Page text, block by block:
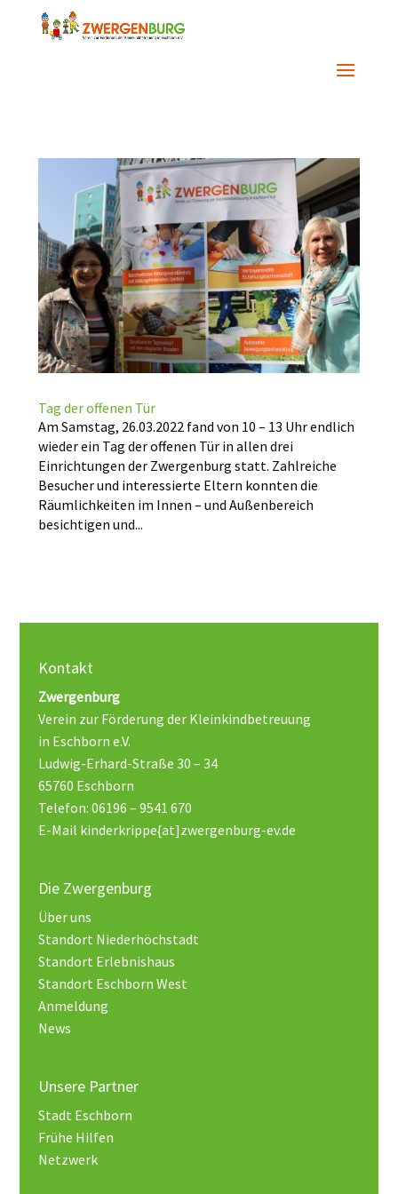
Tag der offenen Tür
Am Samstag, 26.03.2022 fand von 10 – 13 Uhr endlich
wieder ein Tag der offenen Tür in allen drei
Einrichtungen der Zwergenburg statt. Zahlreiche
Besucher und interessierte Eltern konnten die
Räumlichkeiten im Innen – und Außenbereich
besichtigen und...
Kontakt
Zwergenburg
Verein zur Förderung der Kleinkindbetreuung
in Eschborn e.V.
Ludwig-Erhard-Straße 30 – 34
65760 Eschborn
Telefon: 06196 – 9541 670
E-Mail kinderkrippe{at]zwergenburg-ev.de
Die Zwergenburg
Über uns
Standort Niederhöchstadt
Standort Erlebnishaus
Standort Eschborn West
Anmeldung
News
Unsere Partner
Stadt Eschborn
Frühe Hilfen
Netzwerk